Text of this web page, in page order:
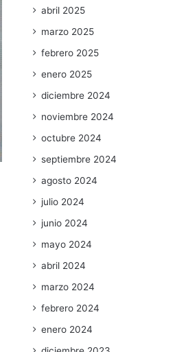
abril 2025
marzo 2025
febrero 2025
enero 2025
diciembre 2024
noviembre 2024
octubre 2024
septiembre 2024
agosto 2024
julio 2024
junio 2024
mayo 2024
abril 2024
marzo 2024
febrero 2024
enero 2024